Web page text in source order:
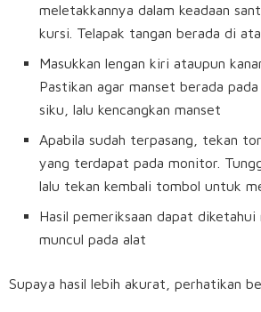
meletakkannya dalam keadaan
kursi. Telapak tangan berada di
Masukkan lengan kiri ataupun
Pastikan agar manset berada
siku, lalu kencangkan manset
Apabila sudah terpasang, tekan
yang terdapat pada monitor.
lalu tekan kembali tombol untuk
Hasil pemeriksaan dapat diketahui
muncul pada alat
Supaya hasil lebih akurat, perhatikan